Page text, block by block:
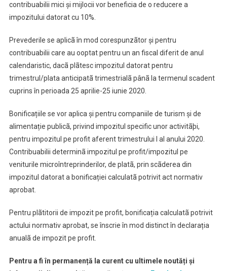
contribuabilii mici și mijlocii vor beneficia de o reducere a
impozitului datorat cu 10%.
Prevederile se aplicã în mod corespunzãtor și pentru
contribuabilii care au ooptat pentru un an fiscal diferit de anul
calendaristic, dacã plãtesc impozitul datorat pentru
trimestrul/plata anticipatã trimestrialã pânã la termenul scadent
cuprins în perioada 25 aprilie-25 iunie 2020.
Bonificațiile se vor aplica și pentru companiile de turism și de
alimentație publicã, privind impozitul specific unor activitãþi,
pentru impozitul pe profit aferent trimestrului I al anului 2020.
Contribuabilii determinã impozitul pe profit/impozitul pe
veniturile microîntreprinderilor, de platã, prin scãderea din
impozitul datorat a bonificației calculatã potrivit act normativ
aprobat.
Pentru plãtitorii de impozit pe profit, bonificația calculatã potrivit
actului normativ aprobat, se înscrie în mod distinct în declarația
anualã de impozit pe profit.
Pentru a fi în permanență la curent cu ultimele noutăți și